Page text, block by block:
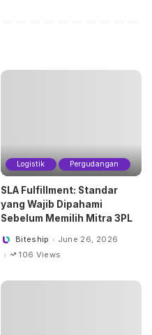
Logistik Pergudangan
SLA Fulfillment: Standar
yang Wajib Dipahami
Sebelum Memilih Mitra 3PL
PostedBiteship
June 26, 2026
106 Views